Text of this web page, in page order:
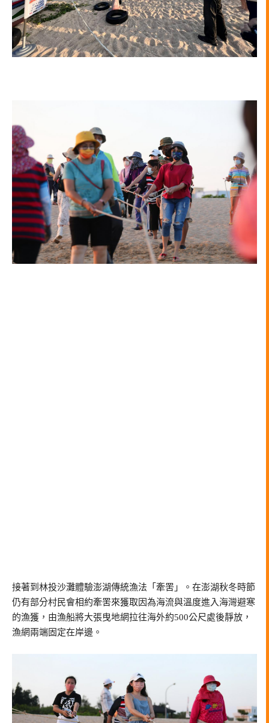
接著到林投沙灘體驗澎湖傳統漁法「牽罟」。在澎湖秋冬時節
仍有部分村民會相約牽罟來獲取因為海流與溫度進入海灣避寒
的漁獲，由漁船將大張曳地網拉往海外約500公尺處後靜放，
漁網兩端固定在岸邊。